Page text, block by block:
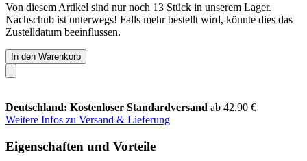
Von diesem Artikel sind nur noch 13 Stück in unserem Lager.
Nachschub ist unterwegs! Falls mehr bestellt wird, könnte dies das
Zustelldatum beeinflussen.
In den Warenkorb
Deutschland: Kostenloser Standardversand ab 42,90 €
Weitere Infos zu Versand & Lieferung
Eigenschaften und Vorteile